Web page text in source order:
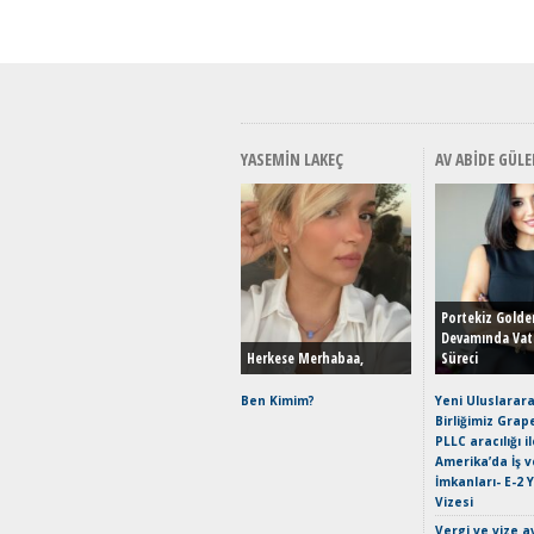
YASEMIN LAKEÇ
Herkese Merhabaa,
Ben Kimim?
AV ABIDE
Portekiz
Devamında
Süreci
Yeni
Birliğimiz
PLLC aracılığı
Amerika’da İş
İmkanları- E-2
Vizesi
Vergi ve vize